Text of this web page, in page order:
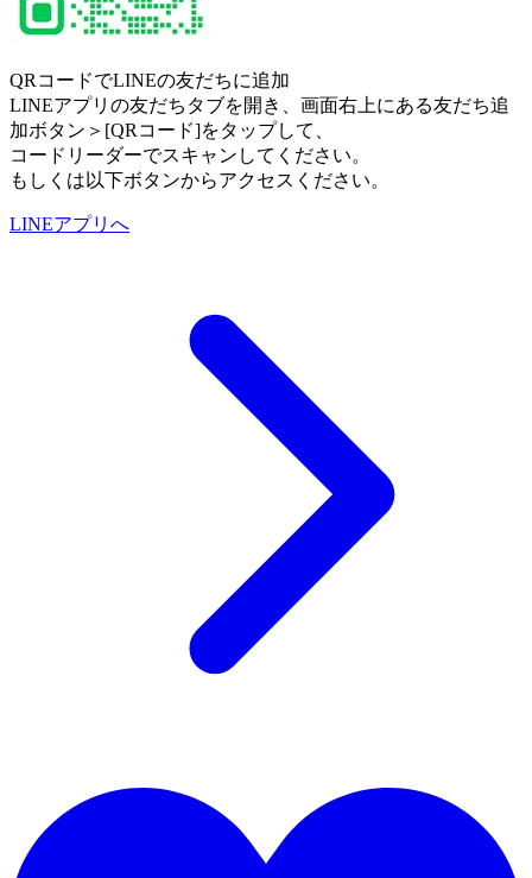
QRコードでLINEの友だちに追加
LINEアプリの友だちタブを開き、画面右上にある友だち追
加ボタン＞[QRコード]をタップして、
コードリーダーでスキャンしてください。
もしくは以下ボタンからアクセスください。
LINEアプリへ